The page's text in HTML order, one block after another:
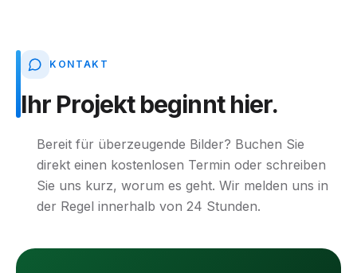
KONTAKT
Ihr Projekt beginnt hier.
Bereit für überzeugende Bilder? Buchen Sie
direkt einen kostenlosen Termin oder schreiben
Sie uns kurz, worum es geht. Wir melden uns in
der Regel innerhalb von 24 Stunden.